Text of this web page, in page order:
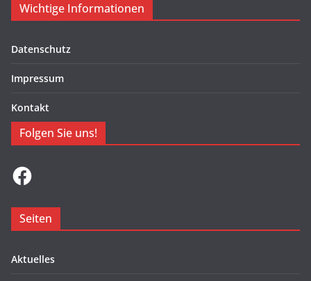
Wichtige Informationen
Datenschutz
Impressum
Kontakt
Folgen Sie uns!
Facebook
Seiten
Aktuelles